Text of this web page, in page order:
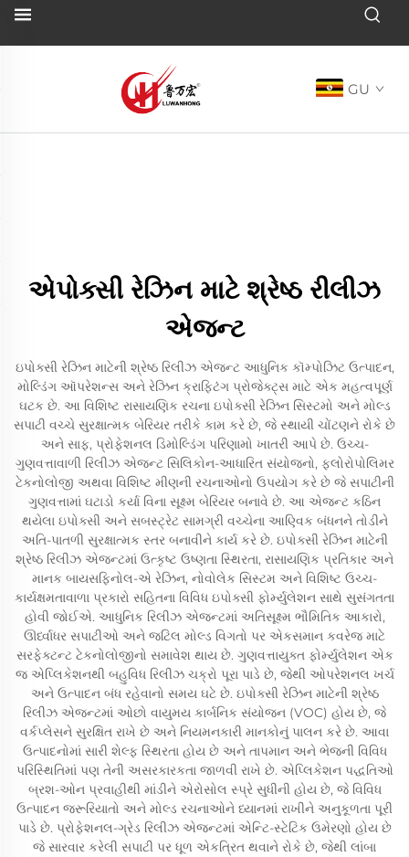
GU
એપોક્સી રેઝિન માટે શ્રેષ્ઠ રીલીઝ
એજન્ટ
ઇપોક્સી રેઝિન માટેની શ્રેષ્ઠ રિલીઝ એજન્ટ આધુનિક કૉમ્પોઝિટ ઉત્પાદન,
મોલ્ડિંગ ઑપરેશન્સ અને રેઝિન ક્રાફ્ટિંગ પ્રોજેક્ટ્સ માટે એક મહત્વપૂર્ણ
ઘટક છે. આ વિશિષ્ટ રાસાયણિક રચના ઇપોક્સી રેઝિન સિસ્ટમો અને મોલ્ડ
સપાટી વચ્ચે સુરક્ષાત્મક બેરિયર તરીકે કામ કરે છે, જે સ્થાયી ચોંટણને રોકે છે
અને સાફ, પ્રોફેશનલ ડિમોલ્ડિંગ પરિણામો ખાતરી આપે છે. ઉચ્ચ-
ગુણવત્તાવાળી રિલીઝ એજન્ટ સિલિકોન-આધારિત સંયોજનો, ફ્લોરોપોલિમર
ટેકનોલોજી અથવા વિશિષ્ટ મીણની રચનાઓનો ઉપયોગ કરે છે જે સપાટીની
ગુણવત્તામાં ઘટાડો કર્યા વિના સૂક્ષ્મ બેરિયર બનાવે છે. આ એજન્ટ કઠિન
થયેલા ઇપોક્સી અને સબસ્ટ્રેટ સામગ્રી વચ્ચેના આણ્વિક બંધનને તોડીને
અતિ-પાતળી સુરક્ષાત્મક સ્તર બનાવીને કાર્ય કરે છે. ઇપોક્સી રેઝિન માટેની
શ્રેષ્ઠ રિલીઝ એજન્ટમાં ઉત્કૃષ્ટ ઉષ્ણતા સ્થિરતા, રાસાયણિક પ્રતિકાર અને
માનક બાયસફિનોલ-એ રેઝિન, નોવોલેક સિસ્ટમ અને વિશિષ્ટ ઉચ્ચ-
કાર્યક્ષમતાવાળા પ્રકારો સહિતના વિવિધ ઇપોક્સી ફોર્મ્યુલેશન સાથે સુસંગતતા
હોવી જોઈએ. આધુનિક રિલીઝ એજન્ટમાં અતિસૂક્ષ્મ ભૌમિતિક આકારો,
ઊર્ધ્વાધર સપાટીઓ અને જટિલ મોલ્ડ વિગતો પર એકસમાન કવરેજ માટે
સરફેક્ટન્ટ ટેકનોલોજીનો સમાવેશ થાય છે. ગુણવત્તાયુક્ત ફોર્મ્યુલેશન એક
જ એપ્લિકેશનથી બહુવિધ રિલીઝ ચક્રો પૂરા પાડે છે, જેથી ઓપરેશનલ ખર્ચ
અને ઉત્પાદન બંધ રહેવાનો સમય ઘટે છે. ઇપોક્સી રેઝિન માટેની શ્રેષ્ઠ
રિલીઝ એજન્ટમાં ઓછો વાયુમય કાર્બનિક સંયોજન (VOC) હોય છે, જે
વર્કપ્લેસને સુરક્ષિત રાખે છે અને નિયમનકારી માનકોનું પાલન કરે છે. આવા
ઉત્પાદનોમાં સારી શેલ્ફ સ્થિરતા હોય છે અને તાપમાન અને ભેજની વિવિધ
પરિસ્થિતિમાં પણ તેની અસરકારકતા જાળવી રાખે છે. એપ્લિકેશન પદ્ધતિઓ
બ્રશ-ઓન પ્રવાહીથી માંડીને એરોસોલ સ્પ્રે સુધીની હોય છે, જે વિવિધ
ઉત્પાદન જરૂરિયાતો અને મોલ્ડ રચનાઓને ધ્યાનમાં રાખીને અનુકૂળતા પૂરી
પાડે છે. પ્રોફેશનલ-ગ્રેડ રિલીઝ એજન્ટમાં એન્ટિ-સ્ટેટિક ઉમેરણો હોય છે
જે સારવાર કરેલી સપાટી પર ધૂળ એકત્રિત થવાને રોકે છે, જેથી લાંબા